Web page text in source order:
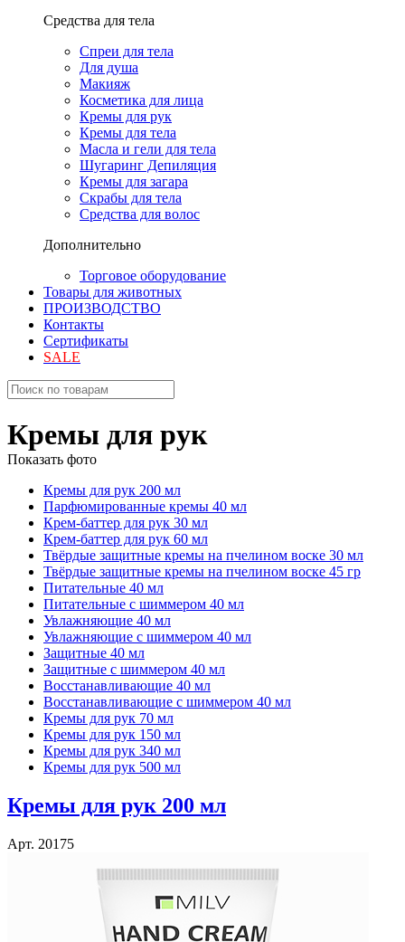
Средства для тела
Спреи для тела
Для душа
Макияж
Косметика для лица
Кремы для рук
Кремы для тела
Масла и гели для тела
Шугаринг Депиляция
Кремы для загара
Скрабы для тела
Средства для волос
Дополнительно
Торговое оборудование
Товары для животных
ПРОИЗВОДСТВО
Контакты
Сертификаты
SALE
Кремы для рук
Показать фото
Кремы для рук 200 мл
Парфюмированные кремы 40 мл
Крем-баттер для рук 30 мл
Крем-баттер для рук 60 мл
Твёрдые защитные кремы на пчелином воске 30 мл
Твёрдые защитные кремы на пчелином воске 45 гр
Питательные 40 мл
Питательные с шиммером 40 мл
Увлажняющие 40 мл
Увлажняющие с шиммером 40 мл
Защитные 40 мл
Защитные с шиммером 40 мл
Восстанавливающие 40 мл
Восстанавливающие с шиммером 40 мл
Кремы для рук 70 мл
Кремы для рук 150 мл
Кремы для рук 340 мл
Кремы для рук 500 мл
Кремы для рук 200 мл
Арт. 20175